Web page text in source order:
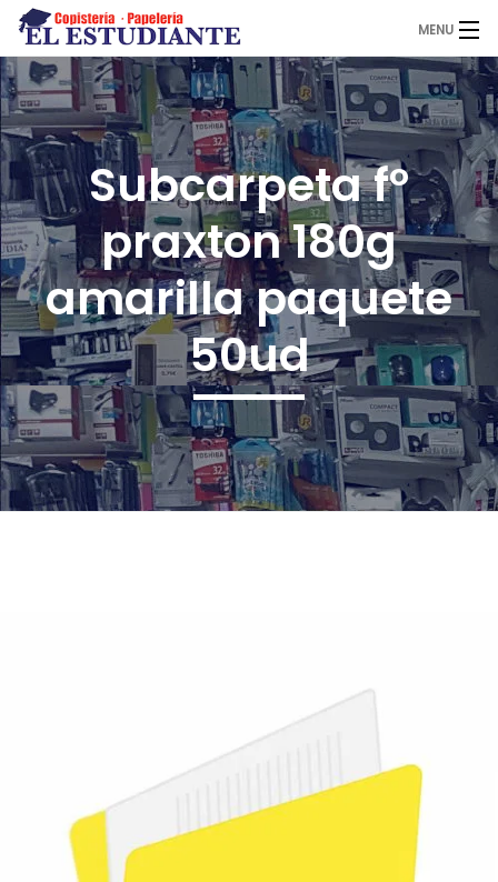
MENU
El Estudiante
Copistería
Papelería
Servicios
Novedades
¡Imprimir!
Subcarpeta fº
praxton 180g
amarilla paquete
50ud